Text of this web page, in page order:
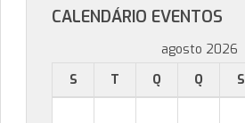
CALENDÁRIO EVENTOS
agosto 2026
S
T Q Q S